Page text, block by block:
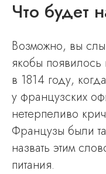
Что будет
Возможно, вы
якобы появилось
в 1814 году,
у французских
нетерпеливо
Французы были
назвать этим
питания.